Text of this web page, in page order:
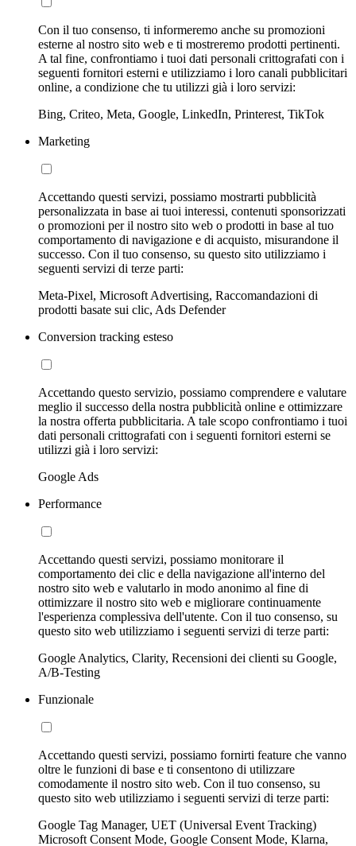
Con il tuo consenso, ti informeremo anche su promozioni
esterne al nostro sito web e ti mostreremo prodotti pertinenti.
A tal fine, confrontiamo i tuoi dati personali crittografati con i
seguenti fornitori esterni e utilizziamo i loro canali pubblicitari
online, a condizione che tu utilizzi già i loro servizi:
Bing, Criteo, Meta, Google, LinkedIn, Printerest, TikTok
Marketing
Accettando questi servizi, possiamo mostrarti pubblicità
personalizzata in base ai tuoi interessi, contenuti sponsorizzati
o promozioni per il nostro sito web o prodotti in base al tuo
comportamento di navigazione e di acquisto, misurandone il
successo. Con il tuo consenso, su questo sito utilizziamo i
seguenti servizi di terze parti:
Meta-Pixel, Microsoft Advertising, Raccomandazioni di
prodotti basate sui clic, Ads Defender
Conversion tracking esteso
Accettando questo servizio, possiamo comprendere e valutare
meglio il successo della nostra pubblicità online e ottimizzare
la nostra offerta pubblicitaria. A tale scopo confrontiamo i tuoi
dati personali crittografati con i seguenti fornitori esterni se
utilizzi già i loro servizi:
Google Ads
Performance
Accettando questi servizi, possiamo monitorare il
comportamento dei clic e della navigazione all'interno del
nostro sito web e valutarlo in modo anonimo al fine di
ottimizzare il nostro sito web e migliorare continuamente
l'esperienza complessiva dell'utente. Con il tuo consenso, su
questo sito web utilizziamo i seguenti servizi di terze parti:
Google Analytics, Clarity, Recensioni dei clienti su Google,
A/B-Testing
Funzionale
Accettando questi servizi, possiamo fornirti feature che vanno
oltre le funzioni di base e ti consentono di utilizzare
comodamente il nostro sito web. Con il tuo consenso, su
questo sito web utilizziamo i seguenti servizi di terze parti:
Google Tag Manager, UET (Universal Event Tracking)
Microsoft Consent Mode, Google Consent Mode, Klarna,